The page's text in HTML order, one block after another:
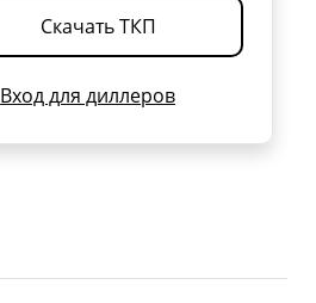
Скачать ТКП
Вход для диллеров